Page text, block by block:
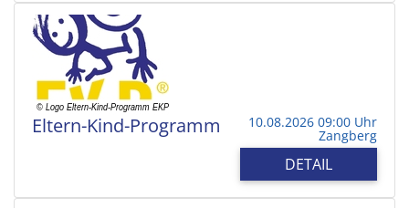
Eltern-Kind-Programm 10.08.2026 09:00 Uhr
Zangberg
DETAIL